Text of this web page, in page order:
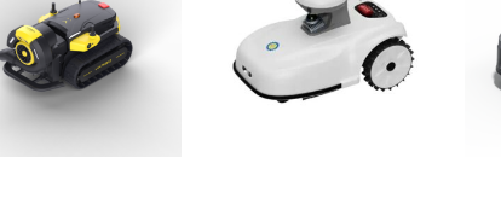
sarakstam
sarakstam